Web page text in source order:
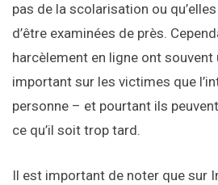
pas de la scolarisation ou
d’être examinées de près.
harcèlement en ligne ont souvent
important sur les victimes que
personne – et pourtant ils
ce qu’il soit trop tard.
Il est important de noter que sur